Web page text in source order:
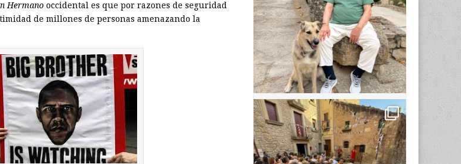
Hermano occidental es que por razones de seguridad
de millones de personas amenazando la